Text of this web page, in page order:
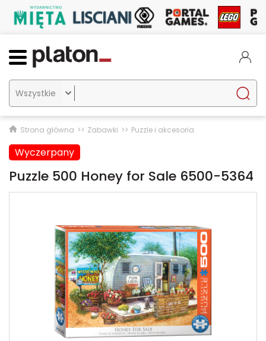

Strona główna Zabawki Puzzle i akcesoria
Wyczerpany
Puzzle 500 Honey for Sale 6500-5364